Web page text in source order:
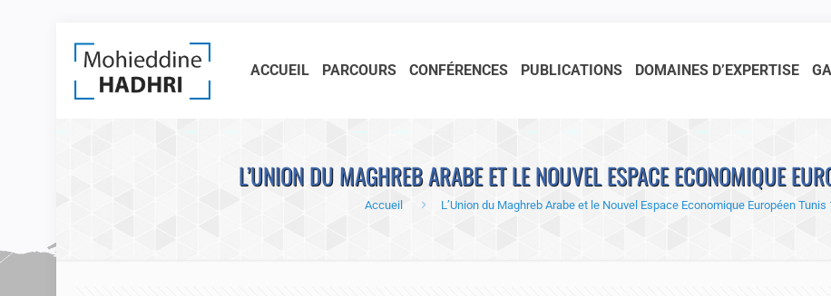
ACCUEIL PARCOURS CONFÉRENCES PUBLICATIONS DOMAINES D’EXPERTISE
L’UNION DU MAGHREB ARABE ET LE NOUVEL ESPACE ECONOMIQUE
Accueil L’Union du Maghreb Arabe et le Nouvel Espace Economique Européen Tunis